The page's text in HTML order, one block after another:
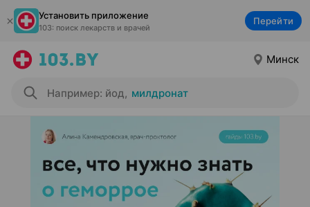
Установить приложение
103: поиск лекарств и врачей
Перейти
Минск
Например: йод, милдронат